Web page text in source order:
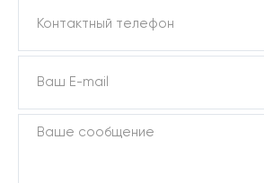
ПОДОБРАТЬ КУНГ